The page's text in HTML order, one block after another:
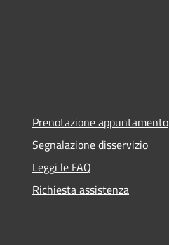
Prenotazione appuntamento
Segnalazione disservizio
Leggi le FAQ
Richiesta assistenza